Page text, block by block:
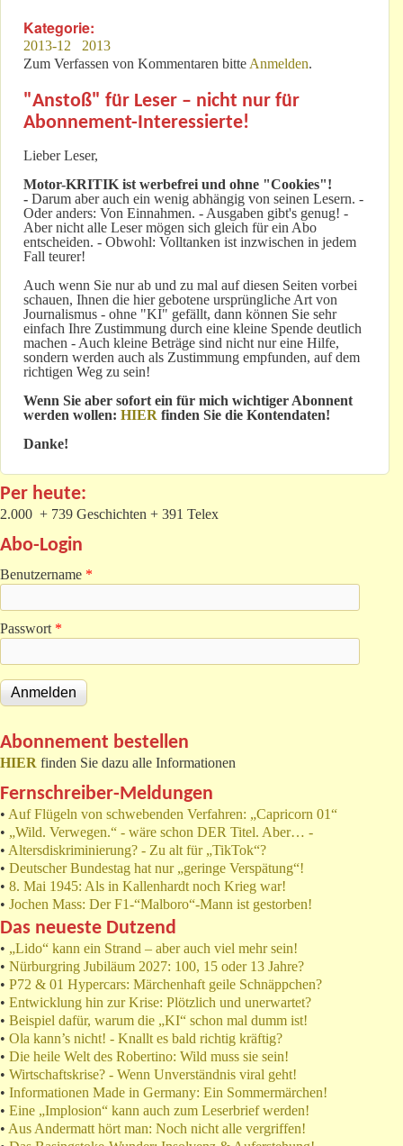
Kategorie:
2013-12
2013
Zum Verfassen von Kommentaren bitte Anmelden.
"Anstoß" für Leser – nicht nur für
Abonnement-Interessierte!
Lieber Leser,
Motor-KRITIK ist werbefrei und ohne "Cookies"!
- Darum aber auch ein wenig abhängig von seinen Lesern. -
Oder anders: Von Einnahmen. - Ausgaben gibt's genug! -
Aber nicht alle Leser mögen sich gleich für ein Abo
entscheiden. - Obwohl: Volltanken ist inzwischen in jedem
Fall teurer!
Auch wenn Sie nur ab und zu mal auf diesen Seiten vorbei
schauen, Ihnen die hier gebotene ursprüngliche Art von
Journalismus - ohne "KI" gefällt, dann können Sie sehr
einfach Ihre Zustimmung durch eine kleine Spende deutlich
machen - Auch kleine Beträge sind nicht nur eine Hilfe,
sondern werden auch als Zustimmung empfunden, auf dem
richtigen Weg zu sein!
Wenn Sie aber sofort ein für mich wichtiger Abonnent
werden wollen: HIER finden Sie die Kontendaten!
Danke!
Per heute:
2.000 + 739 Geschichten + 391 Telex
Abo-Login
Benutzername *
Passwort *
Abonnement bestellen
HIER finden Sie dazu alle Informationen
Fernschreiber-Meldungen
• Auf Flügeln von schwebenden Verfahren: „Capricorn 01“
• „Wild. Verwegen.“ - wäre schon DER Titel. Aber… -
• Altersdiskriminierung? - Zu alt für „TikTok“?
• Deutscher Bundestag hat nur „geringe Verspätung“!
• 8. Mai 1945: Als in Kallenhardt noch Krieg war!
• Jochen Mass: Der F1-“Malboro“-Mann ist gestorben!
Das neueste Dutzend
• „Lido“ kann ein Strand – aber auch viel mehr sein!
• Nürburgring Jubiläum 2027: 100, 15 oder 13 Jahre?
• P72 & 01 Hypercars: Märchenhaft geile Schnäppchen?
• Entwicklung hin zur Krise: Plötzlich und unerwartet?
• Beispiel dafür, warum die „KI“ schon mal dumm ist!
• Ola kann’s nicht! - Knallt es bald richtig kräftig?
• Die heile Welt des Robertino: Wild muss sie sein!
• Wirtschaftskrise? - Wenn Unverständnis viral geht!
• Informationen Made in Germany: Ein Sommermärchen!
• Eine „Implosion“ kann auch zum Leserbrief werden!
• Aus Andermatt hört man: Noch nicht alle vergriffen!